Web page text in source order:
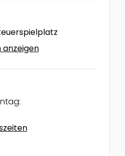
anzeigen